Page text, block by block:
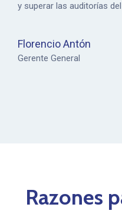
y superar las auditorías
Florencio Antón
Gerente General
Razones